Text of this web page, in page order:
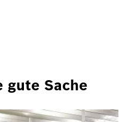
gute Sache